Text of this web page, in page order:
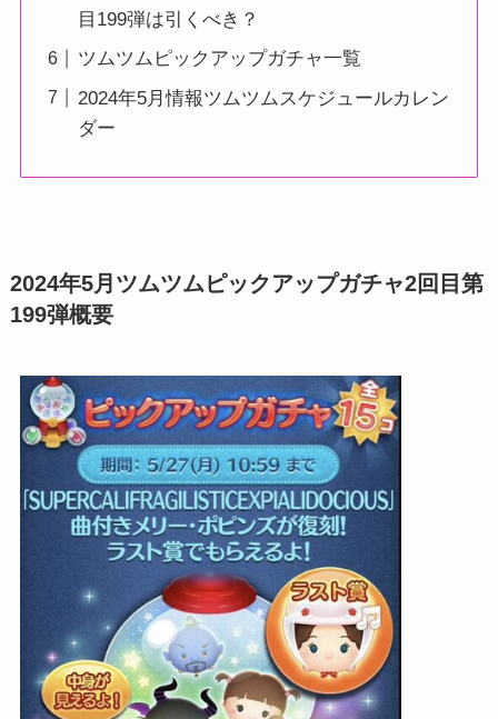
目199弾は引くべき？
ツムツムピックアップガチャ一覧
2024年5月情報ツムツムスケジュールカレン
ダー
2024年5月ツムツムピックアップガチャ2回目第
199弾概要